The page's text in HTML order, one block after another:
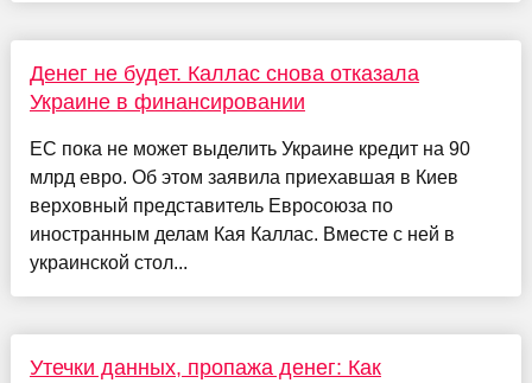
Денег не будет. Каллас снова отказала
Украине в финансировании
ЕС пока не может выделить Украине кредит на 90
млрд евро. Об этом заявила приехавшая в Киев
верховный представитель Евросоюза по
иностранным делам Кая Каллас. Вместе с ней в
украинской стол...
Утечки данных, пропажа денег: Как